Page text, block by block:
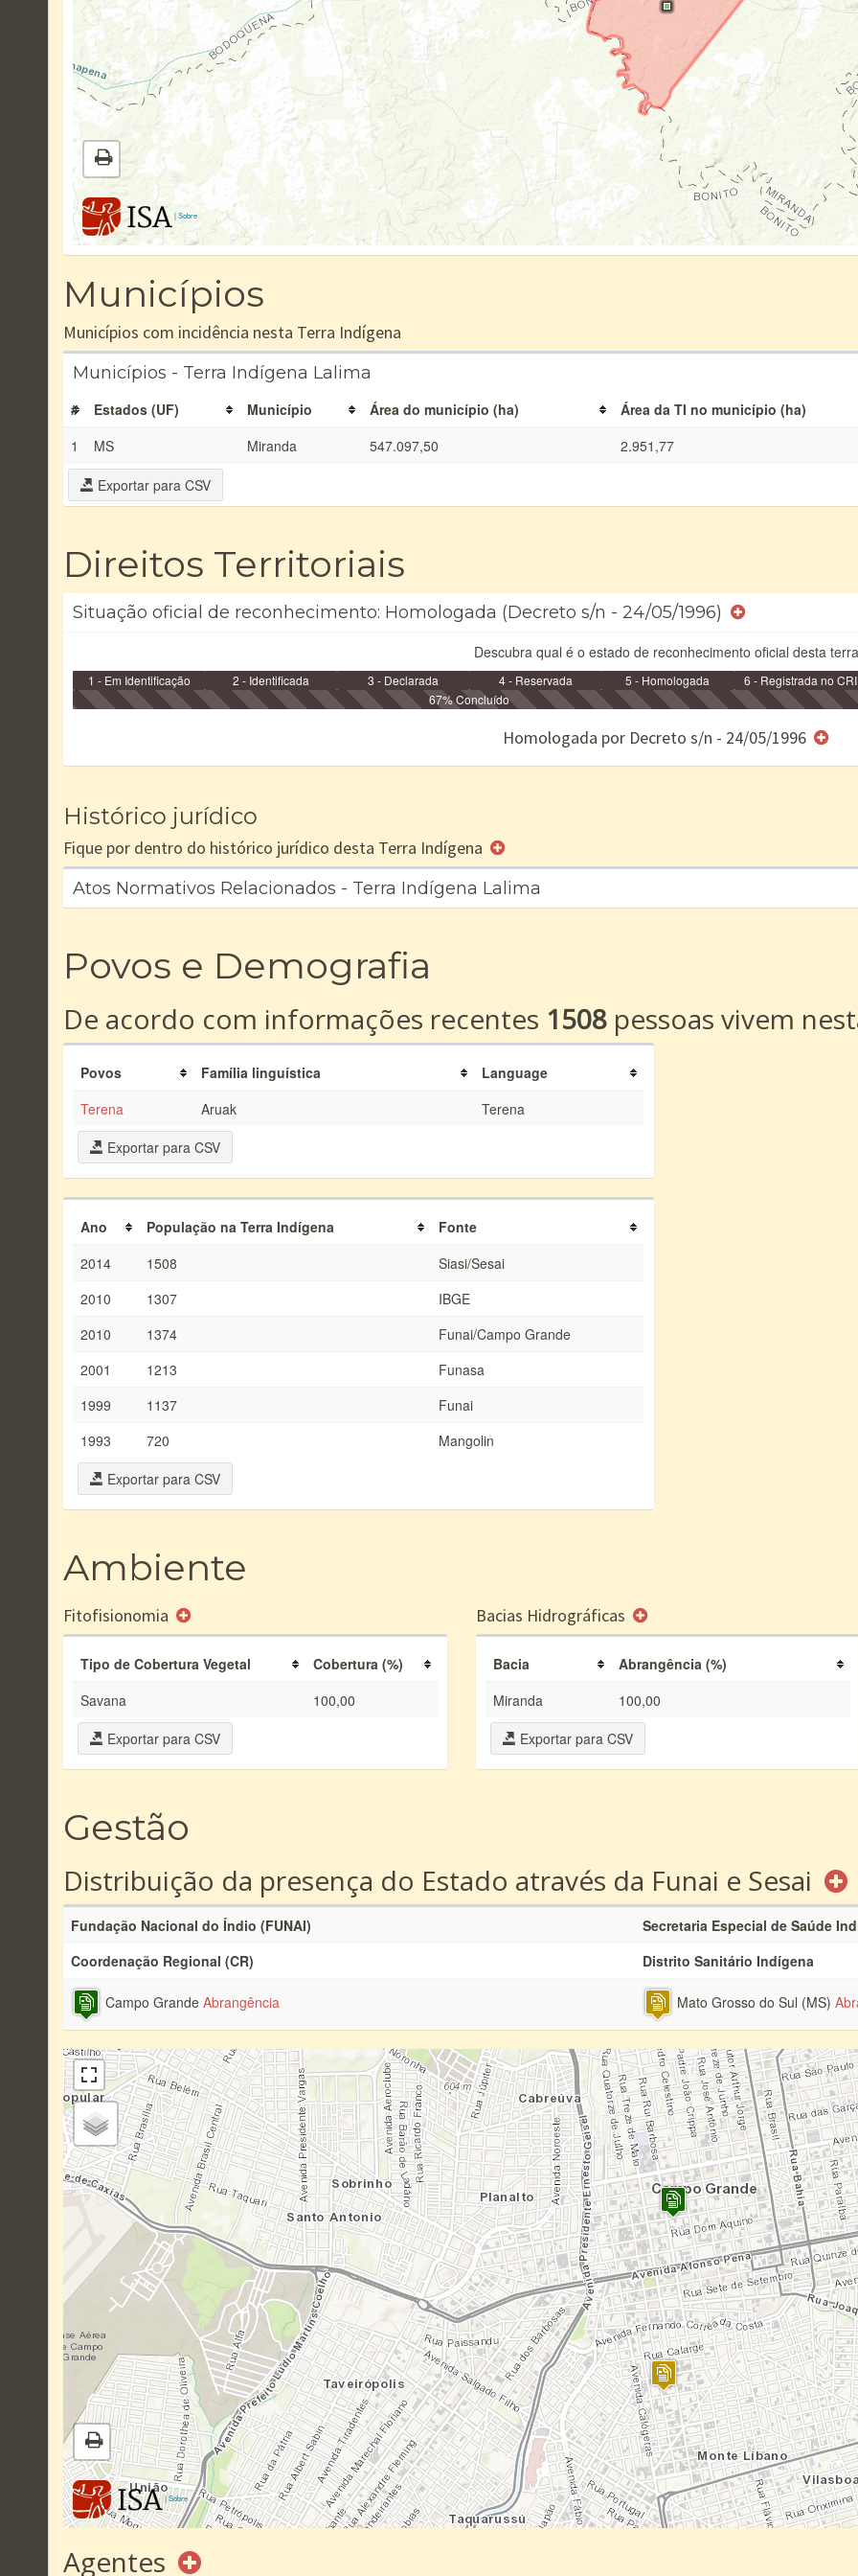
|Sobre
Municípios
Municípios com incidência nesta Terra Indígena
Municípios - Terra Indígena Lalima
# Estados (UF) Município Área do município (ha) Área da TI no município (ha)
1
MS Miranda 547.097,50 2.951,77
Exportar para CSV
Direitos Territoriais
Situação oficial de reconhecimento: Homologada (Decreto s/n - 24/05/1996)
Descubra qual é o estado de reconhecimento oficial desta
1 - Em Identificação 2 - Identificada 3 - Declarada 4 - Reservada 5 - Homologada
6 - Registrada no CRI
e/ou SPU
67% Concluído
Homologada por Decreto s/n - 24/05/1996
Histórico jurídico
Fique por dentro do histórico jurídico desta Terra Indígena
Atos Normativos Relacionados - Terra Indígena Lalima
Povos e Demografia
De acordo com informações recentes 1508 pessoas vivem
Povos Família linguística
Language
Terena
Aruak
Terena
Exportar para CSV
Ano População na Terra Indígena
Fonte
2014
1508
Siasi/Sesai
2010
1307
IBGE
2010
1374
Funai/Campo Grande
2001
1213
Funasa
1999
1137
Funai
1993
720
Mangolin
Exportar para CSV
Ambiente
Fitofisionomia
Tipo de Cobertura Vegetal
Cobertura (%)
Savana
100,00
Exportar para CSV
Bacias Hidrográficas
Bacia
Abrangência (%)
Miranda
100,00
Exportar para CSV
Gestão
Distribuição da presença do Estado através da Funai e Sesai
Fundação Nacional do Índio (FUNAI)
Secretaria Especial de Saúde
Coordenação Regional (CR)
Distrito Sanitário Indígena
Campo Grande Abrangência Mato Grosso do Sul (MS)
|Sobre
Agentes